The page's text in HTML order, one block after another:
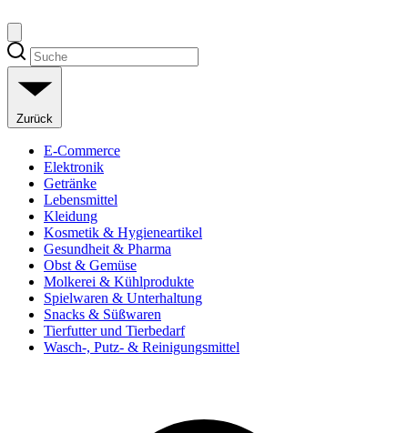
Zurück
E-Commerce
Elektronik
Getränke
Lebensmittel
Kleidung
Kosmetik & Hygieneartikel
Gesundheit & Pharma
Obst & Gemüse
Molkerei & Kühlprodukte
Spielwaren & Unterhaltung
Snacks & Süßwaren
Tierfutter und Tierbedarf
Wasch-, Putz- & Reinigungsmittel